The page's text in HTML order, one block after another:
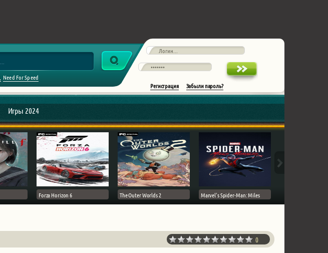
Need For Speed
Регистрация
Забыли пароль?
Игры 2024
Forza Horizon 6 The Outer Worlds 2 Marvel's Spider-Man: Miles
0